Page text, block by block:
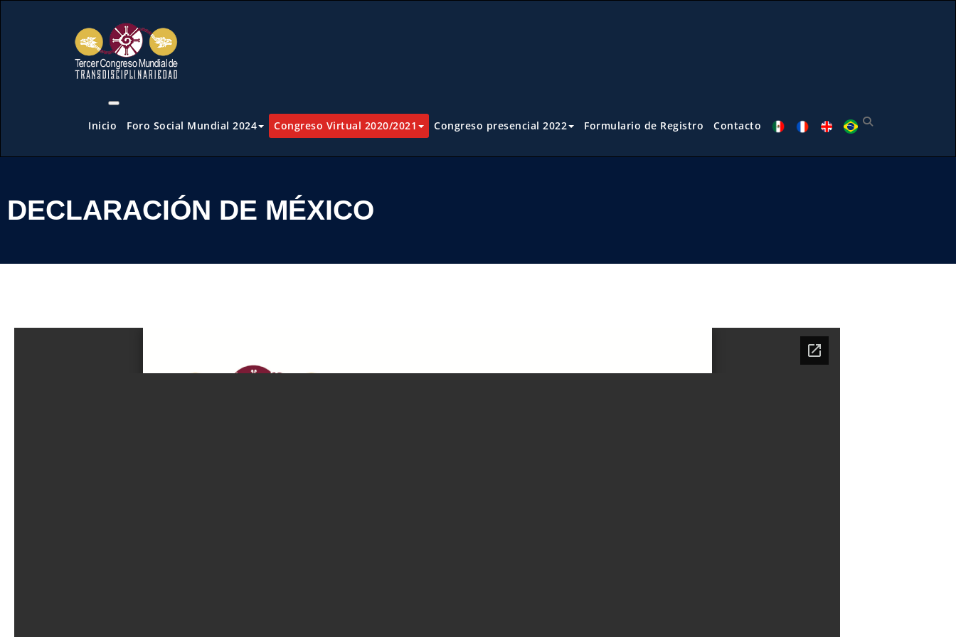
Inicio Foro Social Mundial 2024 Congreso Virtual 2020/2021 Congreso presencial 2022 Formulario de Registro Contacto
DECLARACIÓN DE MÉXICO